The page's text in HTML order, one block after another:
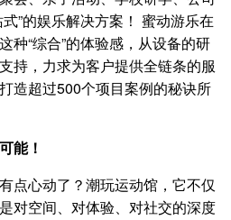
”的娱乐解决方案！ 蜜动游乐在
种“综合”的体验感，从设备的研
持，力求为客户提供全链条的服
造超过500个项目案例的秘诀所
能！
点心动了？潮玩运动馆，它不仅
对空间、对体验、对社交的深度